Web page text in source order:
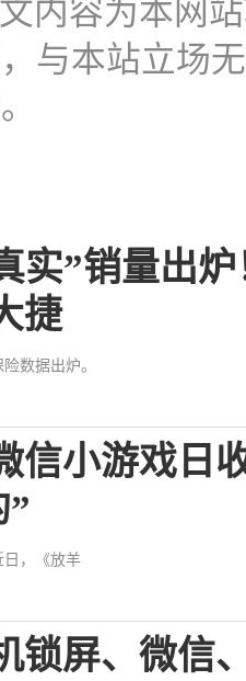
内容为本网
与本站立场
实”销量出
捷
数据出炉。
信小游戏日
”
日，《放羊
锁屏、微信